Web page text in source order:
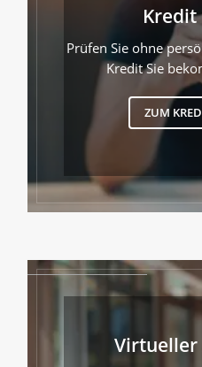
Kredit
Prüfen Sie ohne
Kredit Sie
ZUM
Virtueller